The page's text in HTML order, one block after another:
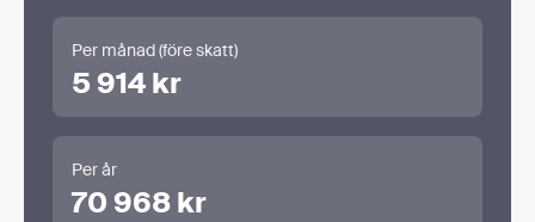
Per månad (före skatt)
5 914 kr
Per år
70 968 kr